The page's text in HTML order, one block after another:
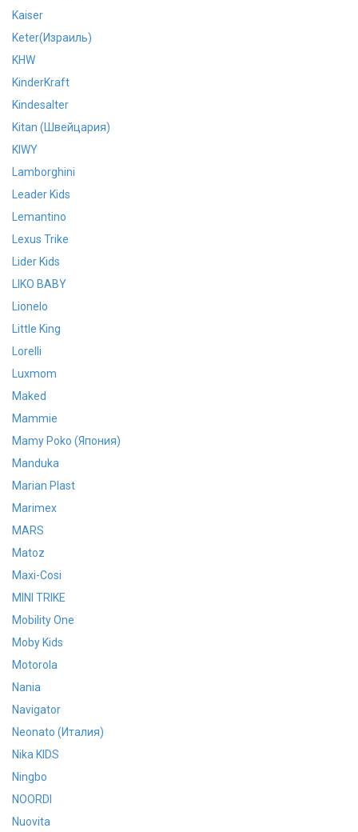
Kaiser
Keter(Израиль)
KHW
KinderKraft
Kindesalter
Kitan (Швейцария)
KIWY
Lamborghini
Leader Kids
Lemantino
Lexus Trike
Lider Kids
LIKO BABY
Lionelo
Little King
Lorelli
Luxmom
Maked
Mammie
Mamy Poko (Япония)
Manduka
Marian Plast
Marimex
MARS
Matoz
Maxi-Cosi
MINI TRIKE
Mobility One
Moby Kids
Motorola
Nania
Navigator
Neonato (Италия)
Nika KIDS
Ningbo
NOORDI
Nuovita